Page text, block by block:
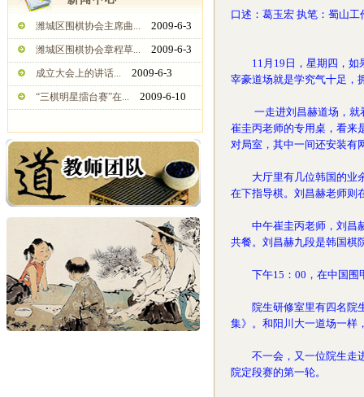
潍城区围棋协会主席曲... 2009-6-3
潍城区围棋协会章程草... 2009-6-3
成立大会上的讲话... 2009-6-3
“三棋明星擂台赛”在... 2009-6-10
口述：葛玉宏 执笔：蜀山工
11月19日，星期四，如果
宰豪道场就是学究气十足，
一走进刘昌赫道场，就看
崔圭丙老师的专用桌，看来
对局室，其中一间还安装有
大厅里有几位韩国的业余
在下指导棋。刘昌赫老师则
中午崔圭丙老师，刘昌赫
共餐。刘昌赫九段是韩国棋
下午15：00，在中国围甲
院生研修室里有四名院生
集》。和阳川大一道场一样
不一会，又一位院生走进
院定段赛的第一轮。